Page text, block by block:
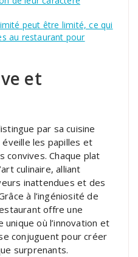
peut être limité, ce qui
au restaurant pour
et
par sa cuisine
les papilles et
convives. Chaque plat
culinaire, alliant
inattendues et des
à l’ingéniosité de
offre une
où l’innovation et
conjuguent pour créer
surprenants.